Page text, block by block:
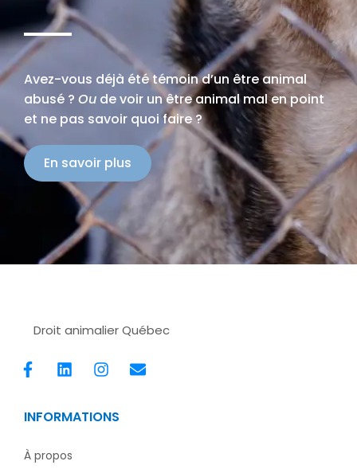
Avez-vous déjà été témoin d’un être animal
abusé ? Ou de voir un être animal mal en point
et ne pas savoir quoi faire ?
En savoir plus
Droit animalier Québec
F
a
e
b
o
L
i
k
e
i
I
n
t
a
E
n
INFORMATIONS
À propos